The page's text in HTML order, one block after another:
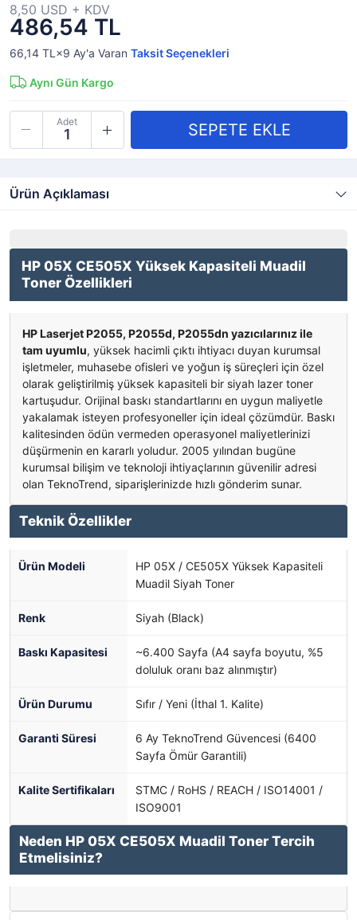
486,54 TL
8,50 USD + KDV
66,14 TL×9 Ay'a Varan Taksit Seçenekleri
Aynı Gün Kargo
Adet
Ürün Açıklaması
HP 05X CE505X Yüksek Kapasiteli Muadil
Toner Özellikleri
HP Laserjet P2055, P2055d, P2055dn yazıcılarınız ile
tam uyumlu, yüksek hacimli çıktı ihtiyacı duyan kurumsal
işletmeler, muhasebe ofisleri ve yoğun iş süreçleri için özel
olarak geliştirilmiş yüksek kapasiteli bir siyah lazer toner
kartuşudur. Orijinal baskı standartlarını en uygun maliyetle
yakalamak isteyen profesyoneller için ideal çözümdür. Baskı
kalitesinden ödün vermeden operasyonel maliyetlerinizi
düşürmenin en kararlı yoludur. 2005 yılından bugüne
kurumsal bilişim ve teknoloji ihtiyaçlarının güvenilir adresi
olan TeknoTrend, siparişlerinizde hızlı gönderim sunar.
Teknik Özellikler
Ürün Modeli
HP 05X / CE505X Yüksek Kapasiteli
Muadil Siyah Toner
Renk Siyah (Black)
Baskı Kapasitesi
~6.400 Sayfa (A4 sayfa boyutu, %5
doluluk oranı baz alınmıştır)
Ürün Durumu Sıfır / Yeni (İthal 1. Kalite)
Garanti Süresi
6 Ay TeknoTrend Güvencesi (6400
Sayfa Ömür Garantili)
Kalite Sertifikaları
STMC / RoHS / REACH / ISO14001 /
ISO9001
Neden HP 05X CE505X Muadil Toner Tercih
Etmelisiniz?